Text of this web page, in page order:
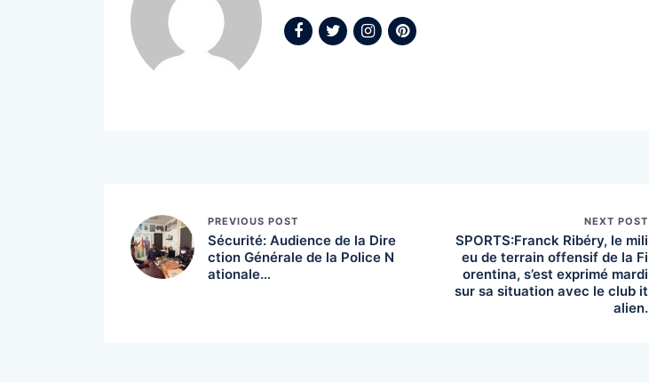
PREVIOUS POST
Sécurité: Audience de la Dire
ction Générale de la Police N
ationale…
NEXT POST
SPORTS:Franck Ribéry, le mili
eu de terrain offensif de la Fi
orentina, s’est exprimé mardi
sur sa situation avec le club it
alien.